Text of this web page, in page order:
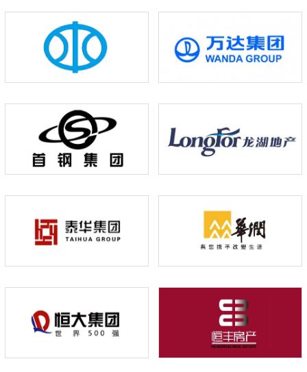
+ +
+ +
+ +
+ +